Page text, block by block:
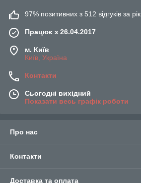
97% позитивних з 512 відгуків за рік
Працює з 26.04.2017
м. Київ
Київ, Україна
Контакти
Сьогодні вихідний
Показати весь графік роботи
Про нас
Контакти
Доставка та оплата